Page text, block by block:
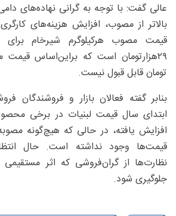
عالی گفت: با توجه به گرانی نهاده‌های
بالاتر از مصوب، افزایش هزینه‌های
تومان قابل قبول نیست.
بنابر گفته فعالان بازار و فروشندگان
افزایش یافته، در حالی که هیچ‌گونه
قیمت‌ها وجود نداشته است. حال
نظارت‌ها از گران‌فروشی که اثر مستقیمی
جلوگیری شود.